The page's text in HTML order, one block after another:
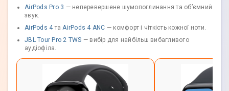
AirPods Pro 3 — неперевершене шумопоглинання та об’ємний
звук.
AirPods 4таAirPods 4 ANC — комфорт і чіткість кожної ноти.
JBL Tour Pro 2 TWS — вибір для найбільш вибагливого
аудіофіла.